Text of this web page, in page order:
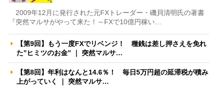
2009年12月に発行された元FXトレーダー・磯貝清明氏の著書
『突然マルサがやって来た！～FXで10億円稼い…
【第9回】もう一度FXでリベンジ！ 種銭は差し押さえを免れ
た”ヒミツのお金” ｜ 突然マルサ…
【第8回】年利はなんと14.6％！ 毎日5万円超の延滞税が積み
上がっていく ｜ 突然マルサ…